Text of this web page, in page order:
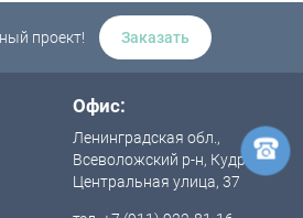
проект! Заказать
Офис:
Ленинградская обл.,
Всеволожский р-н, Кудрово,
Центральная улица, 37